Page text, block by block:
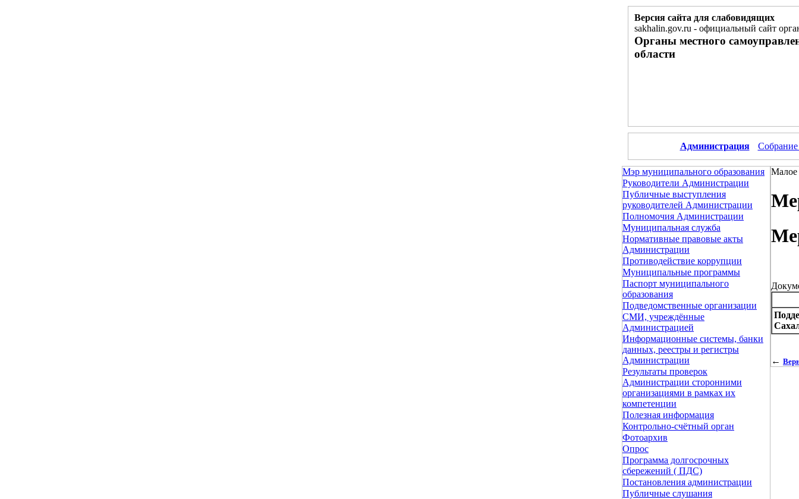
Версия сайта для слабовидящих
sakhalin.gov.ru - официальный сайт
Органы местного
области
Администрация Собрание
Мэр муниципального образования
Руководители Администрации
Публичные выступления
руководителей Администрации
Полномочия Администрации
Муниципальная служба
Нормативные правовые акты
Администрации
Противодействие коррупции
Муниципальные программы
Паспорт муниципального
образования
Подведомственные организации
СМИ, учреждённые
Администрацией
Информационные системы, банки
данных, реестры и регистры
Администрации
Результаты проверок
Администрации сторонними
организациями в рамках их
компетенции
Полезная информация
Контрольно-счётный орган
Фотоархив
Опрос
Программа долгосрочных
сбережений ( ПДС)
Постановления администрации
Публичные слушания
Малое
←